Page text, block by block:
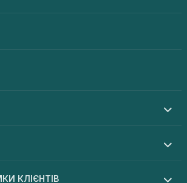
КЛІЄНТІВ